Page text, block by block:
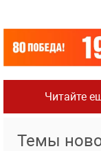
Читайте
Темы